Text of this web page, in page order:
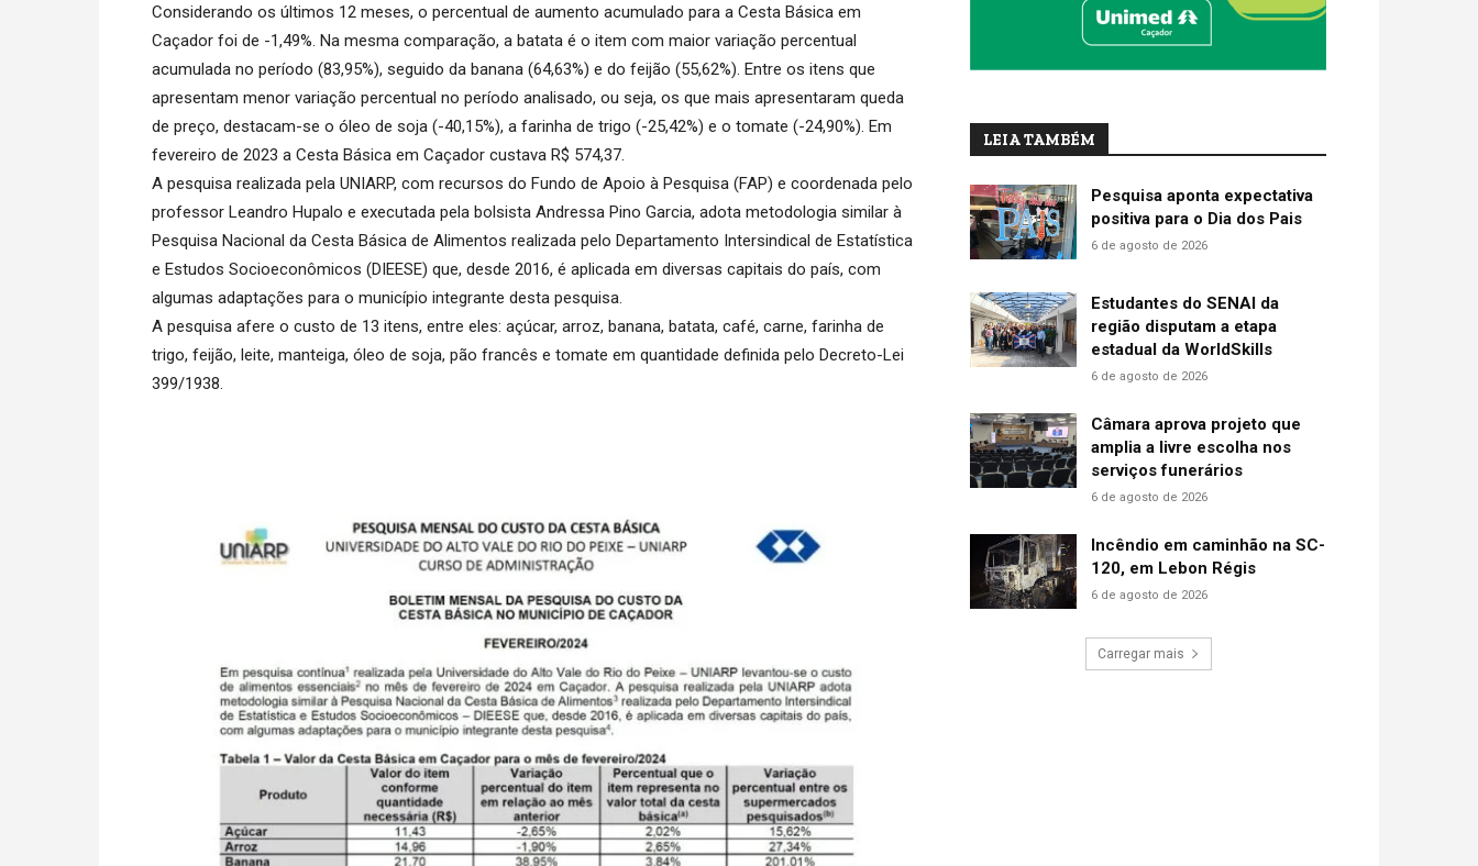
Considerando os últimos 12 meses, o percentual de aumento acumulado para a Cesta Básica em
Caçador foi de -1,49%. Na mesma comparação, a batata é o item com maior variação percentual
acumulada no período (83,95%), seguido da banana (64,63%) e do feijão (55,62%). Entre os itens que
apresentam menor variação percentual no período analisado, ou seja, os que mais apresentaram queda
de preço, destacam-se o óleo de soja (-40,15%), a farinha de trigo (-25,42%) e o tomate (-24,90%). Em
fevereiro de 2023 a Cesta Básica em Caçador custava R$ 574,37.
A pesquisa realizada pela UNIARP, com recursos do Fundo de Apoio à Pesquisa (FAP) e coordenada pelo
professor Leandro Hupalo e executada pela bolsista Andressa Pino Garcia, adota metodologia similar à
Pesquisa Nacional da Cesta Básica de Alimentos realizada pelo Departamento Intersindical de Estatística
e Estudos Socioeconômicos (DIEESE) que, desde 2016, é aplicada em diversas capitais do país, com
algumas adaptações para o município integrante desta pesquisa.
A pesquisa afere o custo de 13 itens, entre eles: açúcar, arroz, banana, batata, café, carne, farinha de
trigo, feijão, leite, manteiga, óleo de soja, pão francês e tomate em quantidade definida pelo Decreto-Lei
399/1938.
LEIA TAMBÉM
Pesquisa aponta expectativa
positiva para o Dia dos Pais
6 de agosto de 2026
Estudantes do SENAI da
região disputam a etapa
estadual da WorldSkills
6 de agosto de 2026
Câmara aprova projeto que
amplia a livre escolha nos
serviços funerários
6 de agosto de 2026
Incêndio em caminhão na SC-
120, em Lebon Régis
6 de agosto de 2026
Carregar mais